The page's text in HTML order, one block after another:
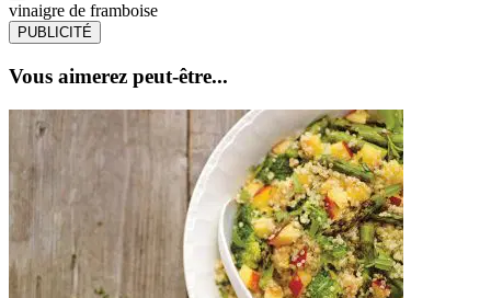
vinaigre de framboise
PUBLICITÉ
Vous aimerez peut-être...